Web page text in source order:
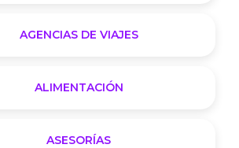
AGENCIAS DE VIAJES
ALIMENTACIÓN
ASESORÍAS